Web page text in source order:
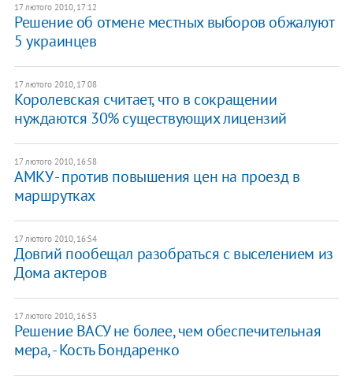
17 лютого 2010, 17:12
Решение об отмене местных выборов обжалуют
5 украинцев
17 лютого 2010, 17:08
Королевская считает, что в сокращении
нуждаются 30% существующих лицензий
17 лютого 2010, 16:58
АМКУ - против повышения цен на проезд в
маршрутках
17 лютого 2010, 16:54
Довгий пообещал разобраться с выселением из
Дома актеров
17 лютого 2010, 16:53
Решение ВАСУ не более, чем обеспечительная
мера, - Кость Бондаренко